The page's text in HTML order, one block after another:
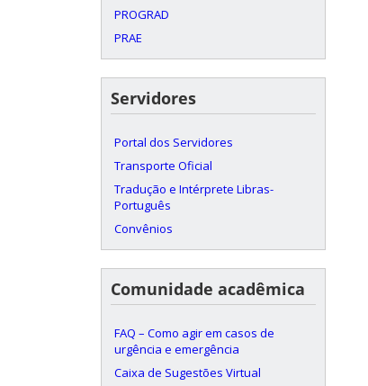
PROGRAD
PRAE
Servidores
Portal dos Servidores
Transporte Oficial
Tradução e Intérprete Libras-
Português
Convênios
Comunidade acadêmica
FAQ – Como agir em casos de
urgência e emergência
Caixa de Sugestões Virtual